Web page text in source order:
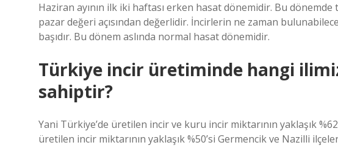
Haziran ayının ilk iki haftası erken hasat dönemidir. Bu
pazar değeri açısından değerlidir. İncirlerin ne zaman
başıdır. Bu dönem aslında normal hasat dönemidir.
Türkiye incir üretiminde hangi
sahiptir?
Yani Türkiye’de üretilen incir ve kuru incir miktarının yaklaşık
üretilen incir miktarının yaklaşık %50’si Germencik ve Nazilli